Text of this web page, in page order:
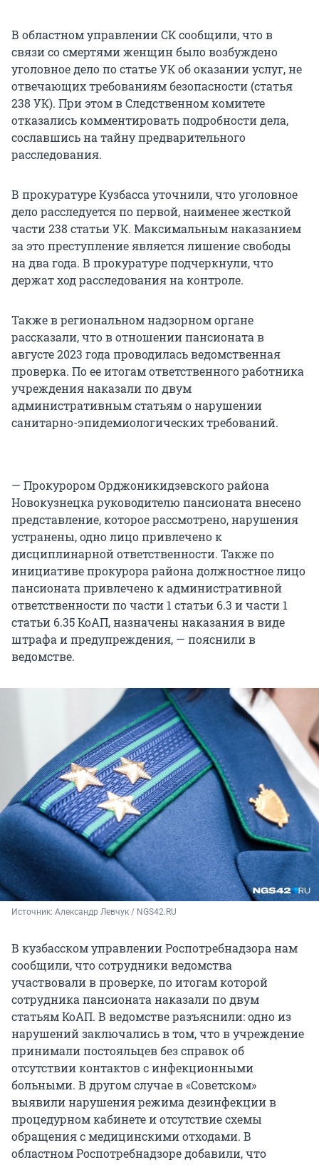
В областном управлении СК сообщили, что в
связи со смертями женщин было возбуждено
уголовное дело по статье УК об оказании услуг, не
отвечающих требованиям безопасности (статья
238 УК). При этом в Следственном комитете
отказались комментировать подробности дела,
сославшись на тайну предварительного
расследования.
В прокуратуре Кузбасса уточнили, что уголовное
дело расследуется по первой, наименее жесткой
части 238 статьи УК. Максимальным наказанием
за это преступление является лишение свободы
на два года. В прокуратуре подчеркнули, что
держат ход расследования на контроле.
Также в региональном надзорном органе
рассказали, что в отношении пансионата в
августе 2023 года проводилась ведомственная
проверка. По ее итогам ответственного работника
учреждения наказали по двум
административным статьям о нарушении
санитарно-эпидемиологических требований.
— Прокурором Орджоникидзевского района
Новокузнецка руководителю пансионата внесено
представление, которое рассмотрено, нарушения
устранены, одно лицо привлечено к
дисциплинарной ответственности. Также по
инициативе прокурора района должностное лицо
пансионата привлечено к административной
ответственности по части 1 статьи 6.3 и части 1
статьи 6.35 КоАП, назначены наказания в виде
штрафа и предупреждения, — пояснили в
ведомстве.
Источник: Александр Левчук / NGS42.RU
В кузбасском управлении Роспотребнадзора нам
сообщили, что сотрудники ведомства
участвовали в проверке, по итогам которой
сотрудника пансионата наказали по двум
статьям КоАП. В ведомстве разъяснили: одно из
нарушений заключались в том, что в учреждение
принимали постояльцев без справок об
отсутствии контактов с инфекционными
больными. В другом случае в «Советском»
выявили нарушения режима дезинфекции в
процедурном кабинете и отсутствие схемы
обращения с медицинскими отходами. В
областном Роспотребнадзоре добавили, что